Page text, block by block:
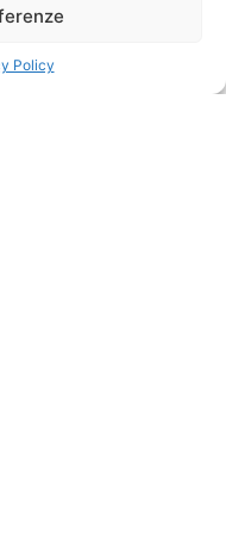
Policyin relazione al